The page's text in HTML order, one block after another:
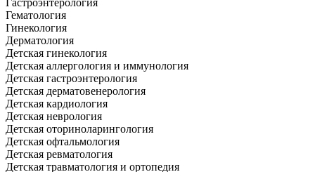
Гематология
Гинекология
Дерматология
Детская гинекология
Детская аллергология и иммунология
Детская гастроэнтерология
Детская дерматовенерология
Детская кардиология
Детская неврология
Детская оториноларингология
Детская офтальмология
Детская ревматология
Детская травматология и ортопедия